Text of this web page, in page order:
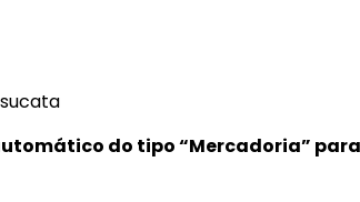
do tipo “Mercadoria”